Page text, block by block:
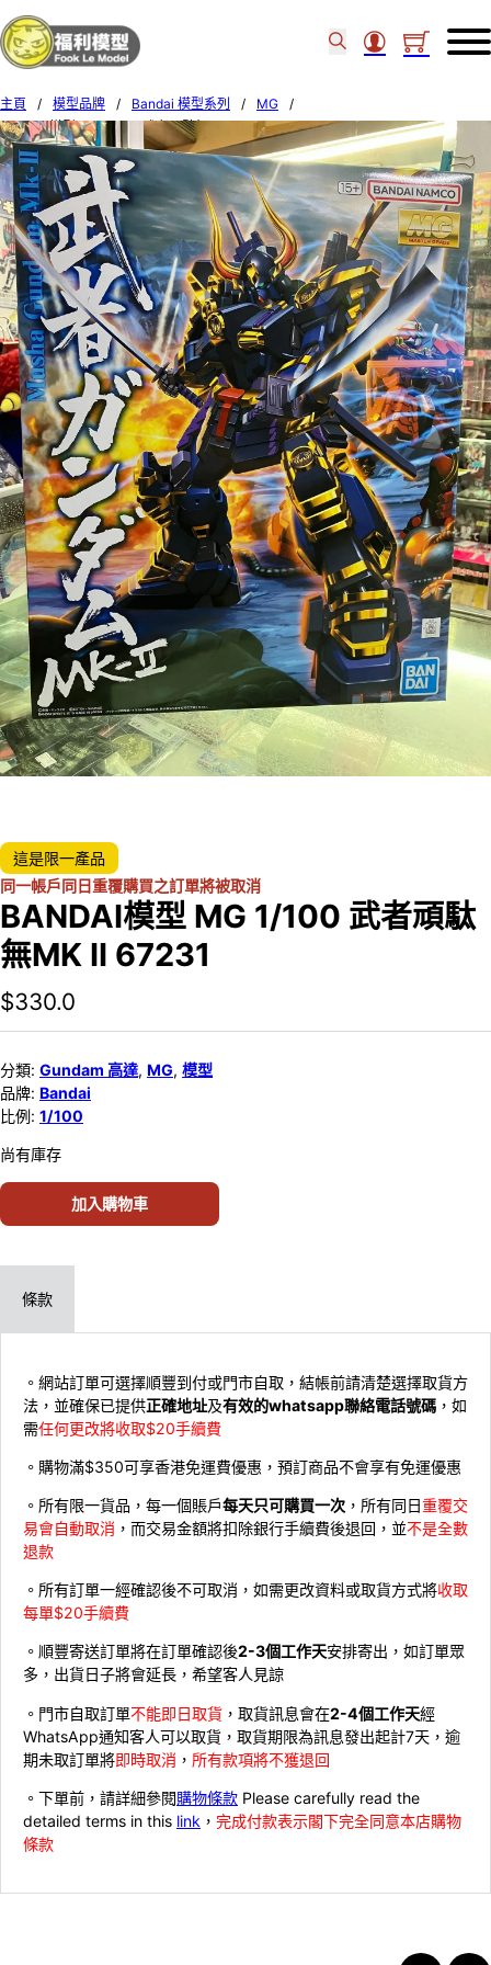
主頁 / 模型品牌 / Bandai 模型系列 / MG
/
BANDAI模型 MG 1/100 武者頑駄無MK II 67231
這是限一產品
同一帳戶同日重覆購買之訂單將被取消
BANDAI模型 MG 1/100 武者頑駄
無MK II 67231
$330.0
分類: Gundam 高達, MG, 模型
品牌: Bandai
比例: 1/100
尚有庫存
加入購物車
條款
。網站訂單可選擇順豐到付或門市自取，結帳前請清楚選擇取貨方
法，並確保已提供正確地址及有效的whatsapp聯絡電話號碼 ，如
需任何更改將收取$20手續費
。購物滿$350可享香港免運費優惠，預訂商品不會享有免運優惠
。所有限一貨品，每一個賬戶每天只可購買一次 ，所有同日重覆交
易會自動取消 ，而交易金額將扣除銀行手續費後退回，並不是全數
退款
。所有訂單一經確認後不可取消，如需更改資料或取貨方式將收取
每單$20手續費
。順豐寄送訂單將在訂單確認後2-3個工作天安排寄出，如訂單眾
多，出貨日子將會延長，希望客人見諒
。門市自取訂單不能即日取貨 ，取貨訊息會在2-4個工作天經
WhatsApp通知客人可以取貨，取貨期限為訊息發出起計7天，逾
期未取訂單將即時取消 ， 所有款項將不獲退回
。下單前，請詳細參閱購物條款 Please carefully read the
detailed terms in this link ， 完成付款表示閣下完全同意本店購物
條款